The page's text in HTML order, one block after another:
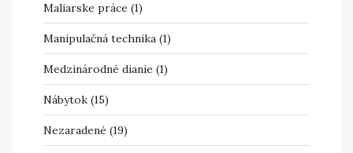
Maliarske práce (1)
Manipulačná technika (1)
Medzinárodné dianie (1)
Nábytok (15)
Nezaradené (19)